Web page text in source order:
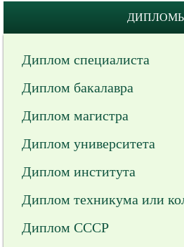
Диплом специалиста
Диплом бакалавра
Диплом магистра
Диплом университета
Диплом института
Диплом техникума или
Диплом СССР